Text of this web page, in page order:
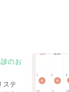
のお
ステ